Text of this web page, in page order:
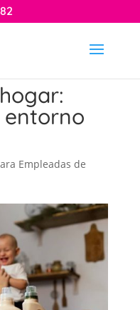
entorno
Empleadas de